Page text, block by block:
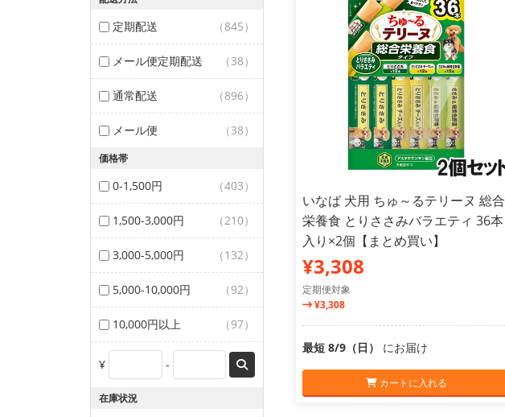
定期配送 （845）
メール便定期配送 （38）
通常配送 （896）
メール便 （38）
価格帯
0-1,500円 （403）
1,500-3,000円 （210）
3,000-5,000円 （132）
5,000-10,000円 （92）
10,000円以上 （97）
¥ -
在庫状況
いなば 犬用 ちゅ～るテリーヌ 総合
栄養食 とりささみバラエティ 36本
入り×2個【まとめ買い】
¥3,308
定期便対象
¥3,308
最短 8/9（日） にお届け
カートに入れる